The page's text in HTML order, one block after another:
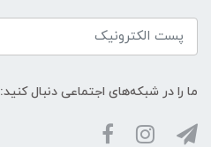
ما را در شبکه‌های اجتماعی دنبال کنید: